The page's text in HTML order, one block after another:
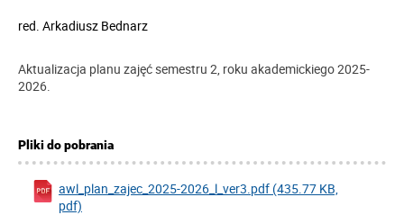
red. Arkadiusz Bednarz
Aktualizacja planu zajęć semestru 2, roku akademickiego 2025-
2026.
Pliki do pobrania
awl_plan_zajec_2025-2026_l_ver3.pdf (435.77 KB,
pdf)